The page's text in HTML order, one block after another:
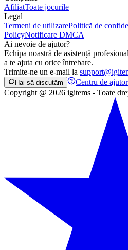
AfiliatToate jocurile
Legal
Termeni de utilizarePolitică de
PolicyNotificare DMCA
Ai nevoie de ajutor?
Echipa noastră de asistență
a te ajuta cu orice întrebare.
Trimite-ne un e-mail la
Hai să discutăm Centru de ajutor
Copyright @ 2026 igitems - Toate